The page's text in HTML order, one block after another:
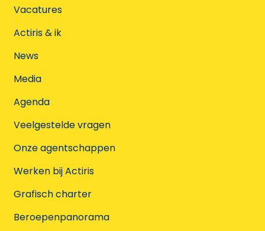
Vacatures
Actiris & ik
News
Media
Agenda
Veelgestelde vragen
Onze agentschappen
Werken bij Actiris
Grafisch charter
Beroepenpanorama